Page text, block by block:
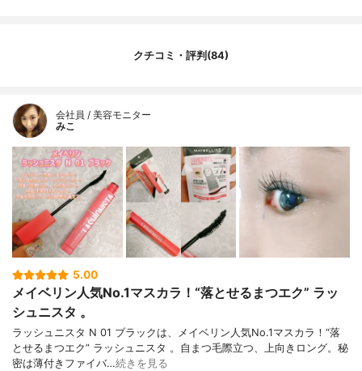
クチコミ・評判(84)
会社員 / 美容モニター
みこ
5.00
メイベリン人気No.1マスカラ！“落とせるまつエク” ラッ
シュニスタ 。
ラッシュニスタ N 01 ブラックは、メイベリン人気No.1マスカラ！“落
とせるまつエク” ラッシュニスタ 。自まつ毛際立つ、上向きロング。秘
密は薄付きファイバ…続きを見る